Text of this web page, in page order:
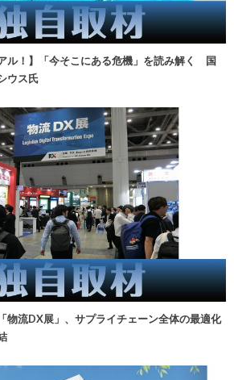
ル！】「今そこにある危機」を読み解く 国
ウス氏
物流DX展」、サプライチェーン全体の最適化